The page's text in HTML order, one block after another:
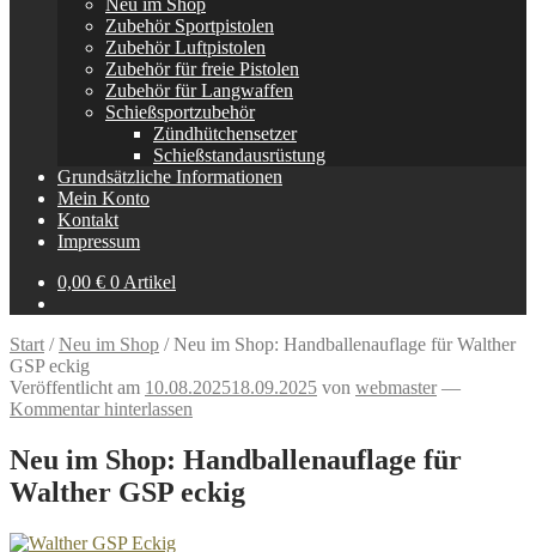
Neu im Shop
Zubehör Sportpistolen
Zubehör Luftpistolen
Zubehör für freie Pistolen
Zubehör für Langwaffen
Schießsportzubehör
Zündhütchensetzer
Schießstandausrüstung
Grundsätzliche Informationen
Mein Konto
Kontakt
Impressum
0,00 € 0 Artikel
Start /Neu im Shop /Neu im Shop: Handballenauflage für Walther
GSP eckig
Veröffentlicht am 10.08.202518.09.2025 von webmaster —
Kommentar hinterlassen
Neu im Shop: Handballenauflage für
Walther GSP eckig